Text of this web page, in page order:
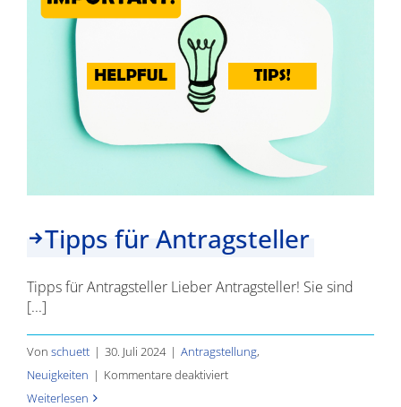
Tipps für Antragsteller
Tipps für Antragsteller Lieber Antragsteller! Sie sind
[...]
Von schuett | 30. Juli 2024 | Antragstellung,
Neuigkeiten | Kommentare deaktiviertfür
Weiterlesen